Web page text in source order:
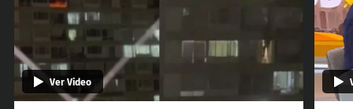
Ver Video